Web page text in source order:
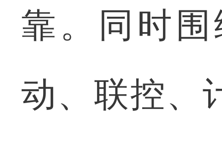
靠。同时
动、联控、